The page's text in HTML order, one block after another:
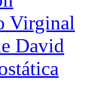
Virginal
David